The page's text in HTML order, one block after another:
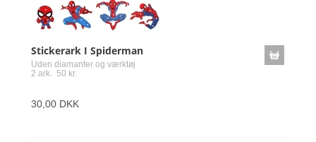
Stickerark I Spiderman
Uden diamanter og værktøj
2 ark. 50 kr.
30,00 DKK